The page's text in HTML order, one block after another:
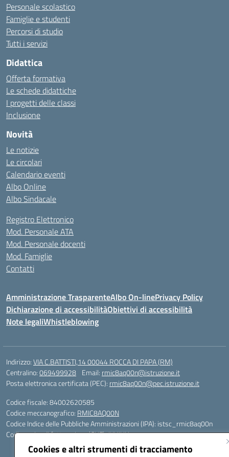
Cookies e altri strumenti di tracciamento
Personale scolastico
Famiglie e studenti
Percorsi di studio
Tutti i servizi
Didattica
Offerta formativa
Le schede didattiche
I progetti delle classi
Inclusione
Novità
Le notizie
Le circolari
Calendario eventi
Albo Online
Albo Sindacale
Registro Elettronico
Mod. Personale ATA
Mod. Personale docenti
Mod. Famiglie
Contatti
Amministrazione TrasparenteAlbo On-linePrivacy Policy
Dichiarazione di accessibilitàObiettivi di accessibilità
Note legaliWhistleblowing
Indirizzo:VIA C.BATTISTI,14 00044 ROCCA DI PAPA (RM)
Centralino:069499928 Email: rmic8aq00n@istruzione.it
Posta elettronica certificata (PEC): rmic8aq00n@pec.istruzione.it
Codice fiscale: 84002620585
Codice meccanografico: RMIC8AQ00N
Codice Indice delle Pubbliche Amministrazioni (IPA): istsc_rmic8aq00n
Codice unico di fatturazione (CUF): 7JVJUU